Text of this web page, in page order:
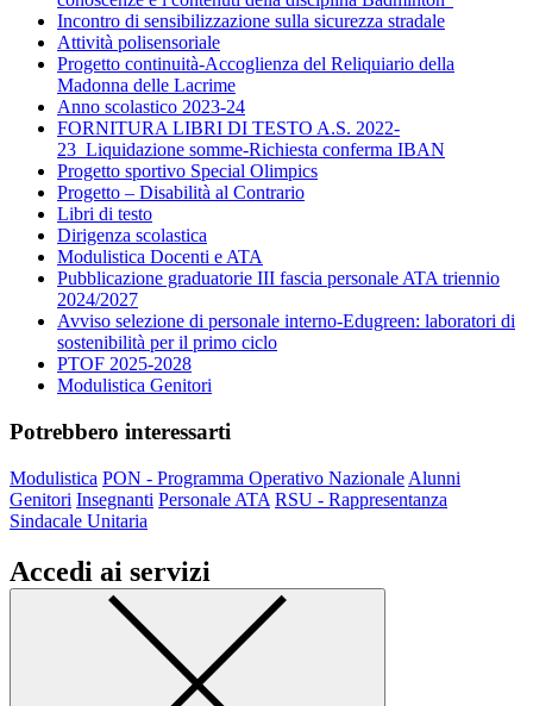
Incontro di sensibilizzazione sulla sicurezza stradale
Attività polisensoriale
Progetto continuità-Accoglienza del Reliquiario della
Madonna delle Lacrime
Anno scolastico 2023-24
FORNITURA LIBRI DI TESTO A.S. 2022-
23_Liquidazione somme-Richiesta conferma IBAN
Progetto sportivo Special Olimpics
Progetto – Disabilità al Contrario
Libri di testo
Dirigenza scolastica
Modulistica Docenti e ATA
Pubblicazione graduatorie III fascia personale ATA triennio
2024/2027
Avviso selezione di personale interno-Edugreen: laboratori di
sostenibilità per il primo ciclo
PTOF 2025-2028
Modulistica Genitori
Potrebbero interessarti
Modulistica PON - Programma Operativo Nazionale Alunni
Genitori Insegnanti Personale ATA RSU - Rappresentanza
Sindacale Unitaria
Accedi ai servizi